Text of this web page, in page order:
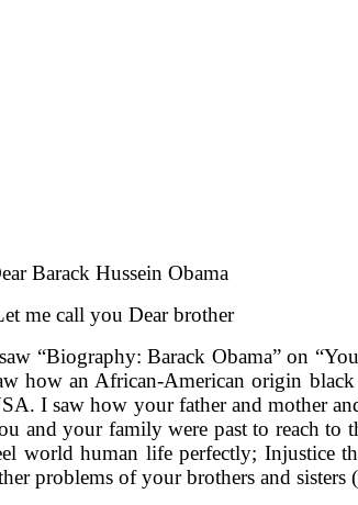
Barack Hussein Obama
me call you Dear brother
“Biography: Barack Obama” on
how an African-American origin
I saw how your father and mother
and your family were past to reach to
world human life perfectly; Injustice
problems of your brothers and